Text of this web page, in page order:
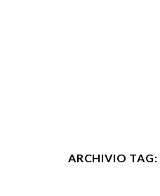
ARCHIVIO TAG: